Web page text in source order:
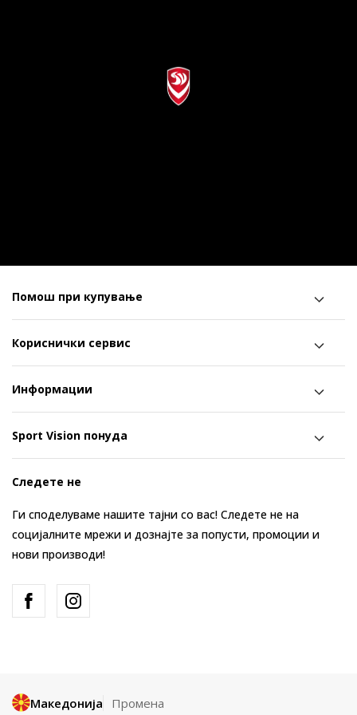
Помош при купување
Кориснички сервис
Информации
Sport Vision понуда
Следете не
Ги споделуваме нашите тајни со вас! Следете не на
социјалните мрежи и дознајте за попусти, промоции и
нови производи!
Македонија Промена